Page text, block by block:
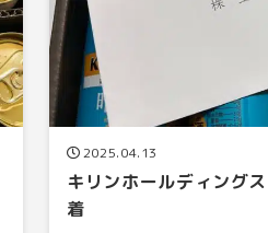
2025.04.13
キリンホールディング
着